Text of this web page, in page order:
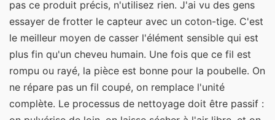
pas ce produit précis, n'utilisez rien. J'ai vu des gens
essayer de frotter le capteur avec un coton-tige. C'est
le meilleur moyen de casser l'élément sensible qui est
plus fin qu'un cheveu humain. Une fois que ce fil est
rompu ou rayé, la pièce est bonne pour la poubelle. On
ne répare pas un fil coupé, on remplace l'unité
complète. Le processus de nettoyage doit être passif :